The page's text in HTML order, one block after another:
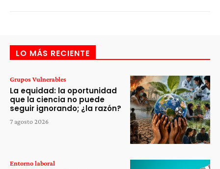
LO MÁS RECIENTE
Grupos Vulnerables
La equidad: la oportunidad
que la ciencia no puede
seguir ignorando; ¿la razón?
7 agosto 2026
Entorno laboral